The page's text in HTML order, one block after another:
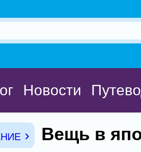
Новости
›
Вещь в